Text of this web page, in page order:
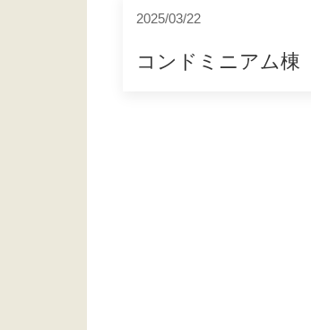
2025/03/22
コンドミニアム